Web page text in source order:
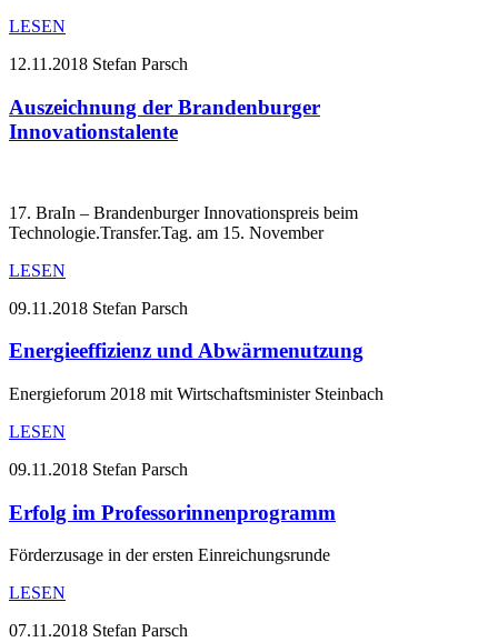
LESEN
12.11.2018 Stefan Parsch
Auszeichnung der Brandenburger
Innovationstalente
17. BraIn – Brandenburger Innovationspreis beim
Technologie.Transfer.Tag. am 15. November
LESEN
09.11.2018 Stefan Parsch
Energieeffizienz und Abwärmenutzung
Energieforum 2018 mit Wirtschaftsminister Steinbach
LESEN
09.11.2018 Stefan Parsch
Erfolg im Professorinnenprogramm
Förderzusage in der ersten Einreichungsrunde
LESEN
07.11.2018 Stefan Parsch